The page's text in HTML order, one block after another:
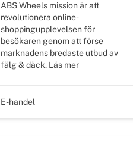
ABS Wheels mission är att
revolutionera online-
shoppingupplevelsen för
besökaren genom att förse
marknadens bredaste utbud av
fälg & däck. Läs mer
E-handel